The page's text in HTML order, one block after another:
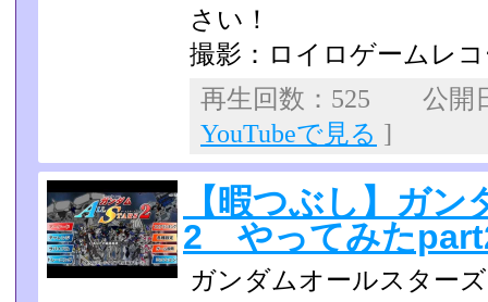
さい！
撮影：ロイロゲームレ
再生回数：525 公開
YouTubeで見る ]
【暇つぶし】ガ
2 やってみた
ガンダムオールスター